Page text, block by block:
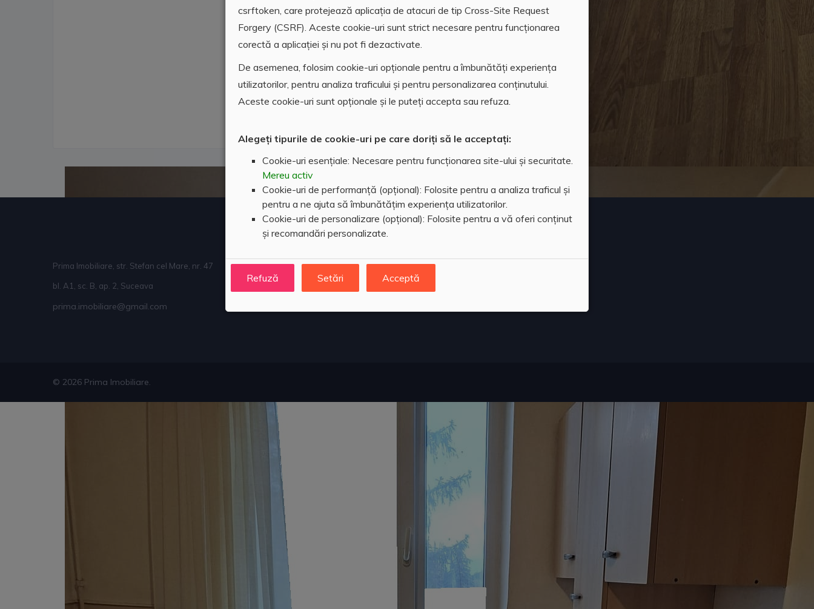
csrftoken, care protejează aplicația de atacuri de tip Cross-Site Request
Forgery (CSRF). Aceste cookie-uri sunt strict necesare pentru funcționarea
corectă a aplicației și nu pot fi dezactivate.
De asemenea, folosim cookie-uri opționale pentru a îmbunătăți experiența
utilizatorilor, pentru analiza traficului și pentru personalizarea conținutului.
Aceste cookie-uri sunt opționale și le puteți accepta sau refuza.
Alegeți tipurile de cookie-uri pe care doriți să le acceptați:
Cookie-uri esențiale: Necesare pentru funcționarea site-ului și securitate.
Mereu activ
Cookie-uri de performanță (opțional): Folosite pentru a analiza traficul și
pentru a ne ajuta să îmbunătățim experiența utilizatorilor.
Cookie-uri de personalizare (opțional): Folosite pentru a vă oferi conținut
și recomandări personalizate.
Refuză Setări Acceptă
Prima Imobiliare, str. Stefan cel Mare, nr. 47
bl. A1, sc. B, ap. 2, Suceava
prima.imobiliare@gmail.com
ANPC
© 2026 Prima Imobiliare.